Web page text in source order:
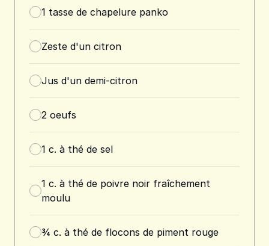
1 tasse de chapelure panko
Zeste d'un citron
Jus d'un demi-citron
2 oeufs
1 c. à thé de sel
1 c. à thé de poivre noir fraîchement
moulu
¾ c. à thé de flocons de piment rouge